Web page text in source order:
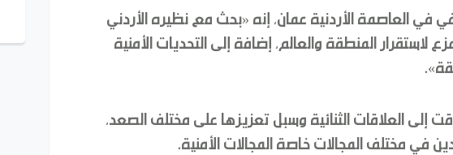
في العاصمة الأردنية عمان، إنه «بحث مع نظيره الأردني
لاستقرار المنطقة والعالم، إضافة إلى التحديات الأمنية
إلى العلاقات الثنائية وسبل تعزيزها على مختلف الصعد،
في مختلف المجالات خاصة المجالات الأمنية.